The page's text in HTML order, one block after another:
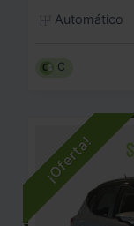
Automático
C